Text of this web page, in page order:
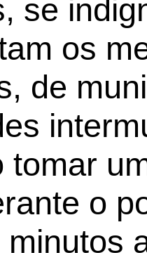
se
os
de
tomar
o